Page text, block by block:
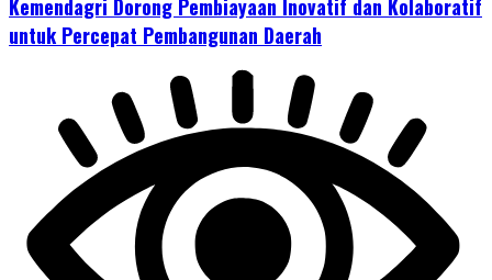
Kemendagri Dorong Pembiayaan Inovatif dan Kolaboratif
untuk Percepat Pembangunan Daerah